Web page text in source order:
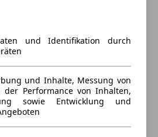
und Identifikation durch
und Inhalte, Messung von
der Performance von Inhalten,
sowie Entwicklung und